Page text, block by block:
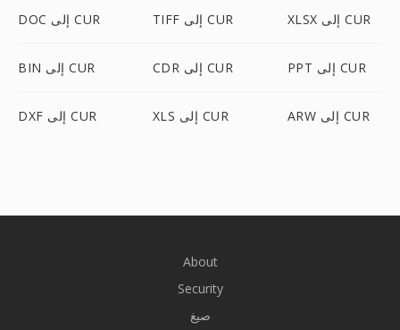
DOC إلى CUR TIFF إلى CUR XLSX إلى CUR
BIN إلى CUR CDR إلى CUR PPT إلى CUR
DXF إلى CUR XLS إلى CUR ARW إلى CUR
About
Security
صيغ